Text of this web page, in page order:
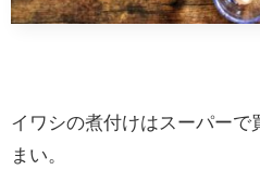
イワシの煮付けはスーパーで
まい。